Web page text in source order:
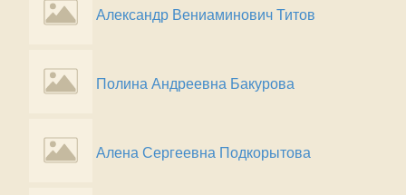
Александр Вениаминович Титов
Полина Андреевна Бакурова
Алена Сергеевна Подкорытова